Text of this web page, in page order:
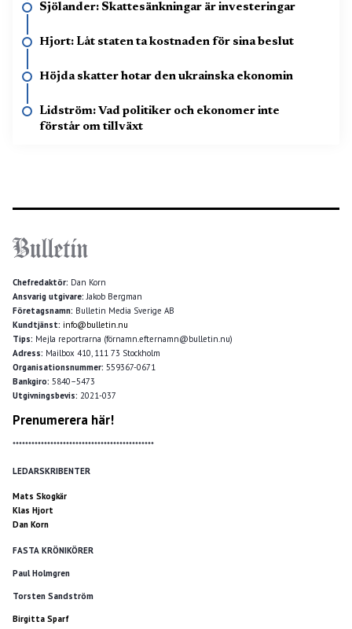
Sjölander: Skattesänkningar är investeringar
Hjort: Låt staten ta kostnaden för sina beslut
Höjda skatter hotar den ukrainska ekonomin
Lidström: Vad politiker och ekonomer inte
förstår om tillväxt
Chefredaktör: Dan Korn
Ansvarig utgivare: Jakob Bergman
Företagsnamn: Bulletin Media Sverige AB
Kundtjänst: info@bulletin.nu
Tips: Mejla reportrarna (förnamn.efternamn@bulletin.nu)
Adress: Mailbox 410, 111 73 Stockholm
Organisationsnummer: 559367-0671
Bankgiro: 5840–5473
Utgivningsbevis: 2021-037
Prenumerera här!
*********************************************
LEDARSKRIBENTER
Mats Skogkär
Klas Hjort
Dan Korn
FASTA KRÖNIKÖRER
Paul Holmgren
Torsten Sandström
Birgitta Sparf